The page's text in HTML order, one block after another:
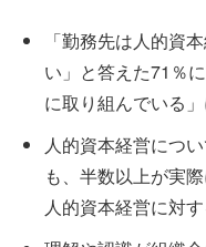
「勤務先は人的資
い」と答えた71％
に取り組んでいる
人的資本経営につ
も、半数以上が実
人的資本経営に対